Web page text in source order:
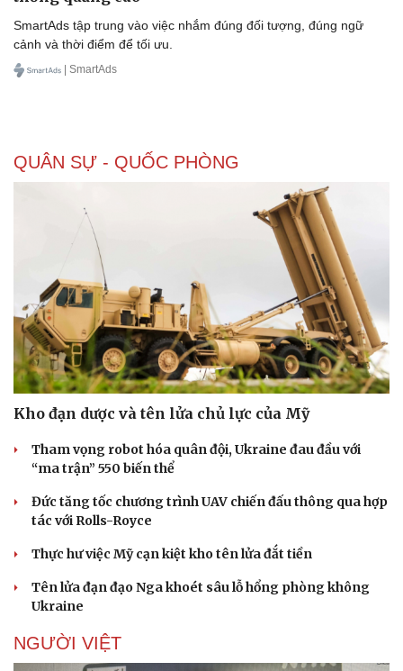
SmartAds tập trung vào việc nhắm đúng đối tượng, đúng ngữ
cảnh và thời điểm để tối ưu.
| SmartAds
QUÂN SỰ - QUỐC PHÒNG
Kho đạn dược và tên lửa chủ lực của Mỹ
Tham vọng robot hóa quân đội, Ukraine đau đầu với
“ma trận” 550 biến thể
Đức tăng tốc chương trình UAV chiến đấu thông qua hợp
tác với Rolls-Royce
Thực hư việc Mỹ cạn kiệt kho tên lửa đắt tiền
Tên lửa đạn đạo Nga khoét sâu lỗ hổng phòng không
Ukraine
NGƯỜI VIỆT